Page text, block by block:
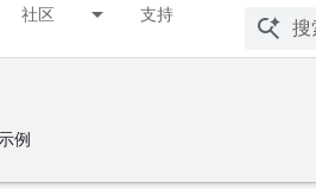
社区 支持
例